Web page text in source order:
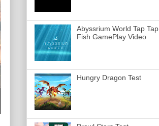
Abyssrium World Tap Tap
Fish GamePlay Video
Hungry Dragon Test